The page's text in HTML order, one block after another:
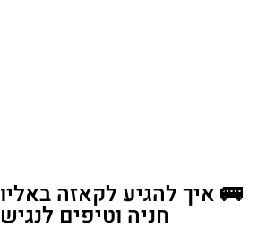
🚌 איך להגיע לקאזה
חניה וטיפים